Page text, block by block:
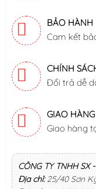
BẢO HÀNH
Cam kết
CHÍNH
Đổi trả dễ
GIAO
Giao hàng
CÔNG TY TNHH SX
Địa chỉ: 25/40 Sơn